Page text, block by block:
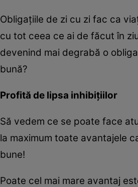
Obligaţiile de zi cu zi fac ca
cu tot ceea ce ai de făcut în
devenind mai degrabă o
bună?
Profită de lipsa inhibiţiilor
Să vedem ce se poate face
la maximum toate avantajele
bune!
Poate cel mai mare avantaj